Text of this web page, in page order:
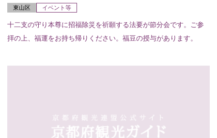
東山区 イベント等
十二支の守り本尊に招福除災を祈願する法要が節分会です。ご参
拝の上、福運をお持ち帰りください。福豆の授与があります。